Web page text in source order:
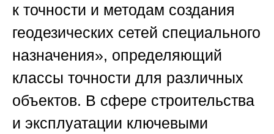
к точности и методам создания
геодезических сетей специального
назначения», определяющий
классы точности для различных
объектов. В сфере строительства
и эксплуатации ключевыми